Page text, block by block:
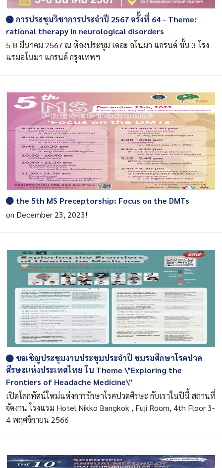
การประชุมวิชาการประจำปี 2567 ครั้งที่ 64 - Theme:
rational therapy in neurological disorders
5-8 มีนาคม 2567 ณ ห้องประชุม เดอะ อโนมา แกรนด์ ชั้น 3 โรง
แรมอโนมา แกรนด์ กรุงเทพฯ
the 5th MS Preceptorship: Focus on the DMTs
on December 23, 2023!
ขอเชิญประชุมงานประชุมประจำปี ชมรมศึกษาโรคปวด
ศีรษะแห่งประเทศไทย ใน Theme \"Exploring the
Frontiers of Headache Medicine\"
เปิดโลกทัศน์ใหม่แห่งการรักษาโรคปวดศีรษะ กับเราในปีนี้ สถานที่
จัดงาน โรงแรม Hotel Nikko Bangkok , Fuji Room, 4th Floor 3-
4 พฤศจิกายน 2566